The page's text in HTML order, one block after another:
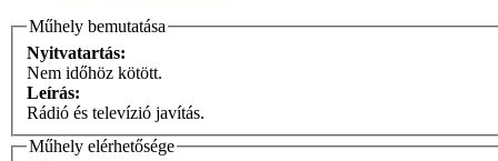
Műhely bemutatása
Nyitvatartás:
Nem időhöz kötött.
Leírás:
Rádió és televízió javítás.
Műhely elérhetősége